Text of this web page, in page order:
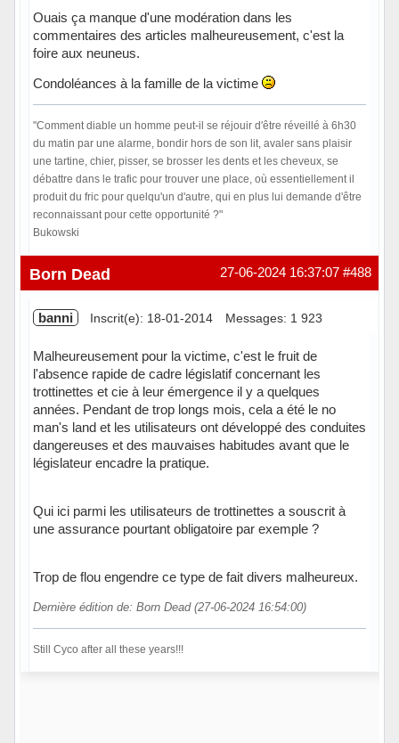
Ouais ça manque d'une modération dans les
commentaires des articles malheureusement, c'est la
foire aux neuneus.
Condoléances à la famille de la victime
"Comment diable un homme peut-il se réjouir d'être réveillé à 6h30
du matin par une alarme, bondir hors de son lit, avaler sans plaisir
une tartine, chier, pisser, se brosser les dents et les cheveux, se
débattre dans le trafic pour trouver une place, où essentiellement il
produit du fric pour quelqu'un d'autre, qui en plus lui demande d'être
reconnaissant pour cette opportunité ?"
Bukowski
Hors ligne #488
27-06-2024 16:37:07
Born Dead
banni Inscrit(e): 18-01-2014 Messages: 1 923
Malheureusement pour la victime, c'est le fruit de
l'absence rapide de cadre législatif concernant les
trottinettes et cie à leur émergence il y a quelques
années. Pendant de trop longs mois, cela a été le no
man's land et les utilisateurs ont développé des conduites
dangereuses et des mauvaises habitudes avant que le
législateur encadre la pratique.
Qui ici parmi les utilisateurs de trottinettes a souscrit à
une assurance pourtant obligatoire par exemple ?
Trop de flou engendre ce type de fait divers malheureux.
Dernière édition de: Born Dead (27-06-2024 16:54:00)
Still Cyco after all these years!!!